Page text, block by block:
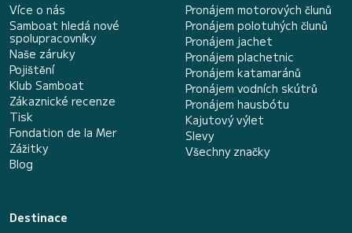
Více o nás
Samboat hledá nové
spolupracovníky
Naše záruky
Pojištění
Klub Samboat
Zákaznické recenze
Tisk
Fondation de la Mer
Zážitky
Blog
Pronájem motorových člunů
Pronájem polotuhých člunů
Pronájem jachet
Pronájem plachetnic
Pronájem katamaránů
Pronájem vodních skútrů
Pronájem hausbótu
Kajutový výlet
Slevy
Všechny značky
Destinace